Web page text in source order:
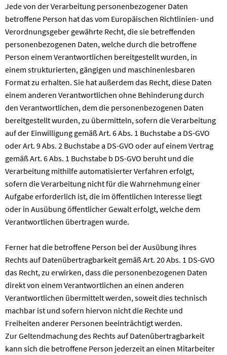
Jede von der Verarbeitung personenbezogener Daten
betroffene Person hat das vom Europäischen Richtlinien- und
Verordnungsgeber gewährte Recht, die sie betreffenden
personenbezogenen Daten, welche durch die betroffene
Person einem Verantwortlichen bereitgestellt wurden, in
einem strukturierten, gängigen und maschinenlesbaren
Format zu erhalten. Sie hat außerdem das Recht, diese Daten
einem anderen Verantwortlichen ohne Behinderung durch
den Verantwortlichen, dem die personenbezogenen Daten
bereitgestellt wurden, zu übermitteln, sofern die Verarbeitung
auf der Einwilligung gemäß Art. 6 Abs. 1 Buchstabe a DS-GVO
oder Art. 9 Abs. 2 Buchstabe a DS-GVO oder auf einem Vertrag
gemäß Art. 6 Abs. 1 Buchstabe b DS-GVO beruht und die
Verarbeitung mithilfe automatisierter Verfahren erfolgt,
sofern die Verarbeitung nicht für die Wahrnehmung einer
Aufgabe erforderlich ist, die im öffentlichen Interesse liegt
oder in Ausübung öffentlicher Gewalt erfolgt, welche dem
Verantwortlichen übertragen wurde.
Ferner hat die betroffene Person bei der Ausübung ihres
Rechts auf Datenübertragbarkeit gemäß Art. 20 Abs. 1 DS-GVO
das Recht, zu erwirken, dass die personenbezogenen Daten
direkt von einem Verantwortlichen an einen anderen
Verantwortlichen übermittelt werden, soweit dies technisch
machbar ist und sofern hiervon nicht die Rechte und
Freiheiten anderer Personen beeinträchtigt werden.
Zur Geltendmachung des Rechts auf Datenübertragbarkeit
kann sich die betroffene Person jederzeit an einen Mitarbeiter